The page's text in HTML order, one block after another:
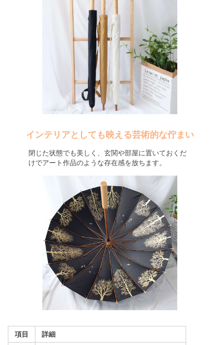
インテリアとしても映える芸術的な佇まい
閉じた状態でも美しく、玄関や部屋に置いておくだ
けでアート作品のような存在感を放ちます。
項目 詳細